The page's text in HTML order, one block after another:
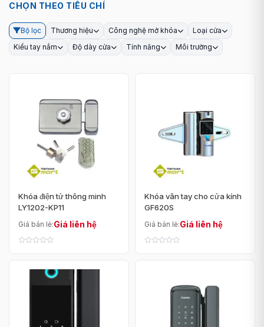
CHỌN THEO TIÊU CHÍ
Bộ lọc Thương hiệu Công nghệ mở khóa
Loại cửa
Kiểu tay nắm
Độ dày cửa Tính năng Môi trường
Khóa điện tử thông minh
LY1202-KP11
Giá bán lẻ:Giá liên hệ
Khóa vân tay cho cửa kính
GF620S
Giá bán lẻ:Giá liên hệ